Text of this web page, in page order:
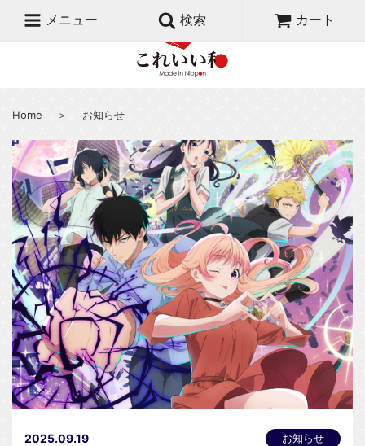
メニュー 検索 カート
Home ＞ お知らせ
2025.09.19 お知らせ